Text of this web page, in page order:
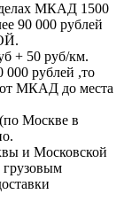
МКАД 1500
90 000 рублей
+ 50 руб/км.
000 рублей ,то
от МКАД до места
Москве в
и Московской
грузовым